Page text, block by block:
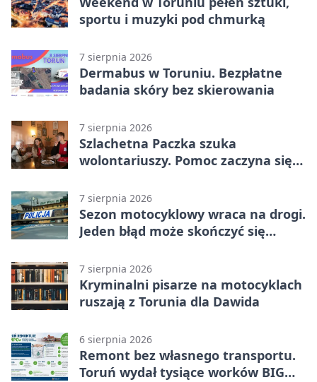
sportu i muzyki pod chmurką
7 sierpnia 2026
Dermabus w Toruniu. Bezpłatne
badania skóry bez skierowania
7 sierpnia 2026
Szlachetna Paczka szuka
wolontariuszy. Pomoc zaczyna się
7 sierpnia 2026
Sezon motocyklowy wraca na drogi.
Jeden błąd może skończyć się
7 sierpnia 2026
Kryminalni pisarze na motocyklach
ruszają z Torunia dla Dawida
6 sierpnia 2026
Remont bez własnego transportu.
Toruń wydał tysiące worków BIG